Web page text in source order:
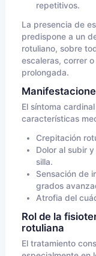
repetitivos.
La presencia de
predispone a un
rotuliano, sobre
escaleras, correr
prolongada.
El síntoma
características
Crepitación
Dolor al subir
silla.
Sensación de
grados
Atrofia del
Rol de la
rotuliana
El tratamiento